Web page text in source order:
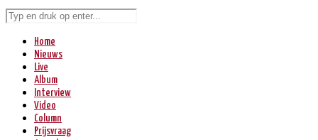
Home
Nieuws
Live
Album
Interview
Video
Column
Prijsvraag